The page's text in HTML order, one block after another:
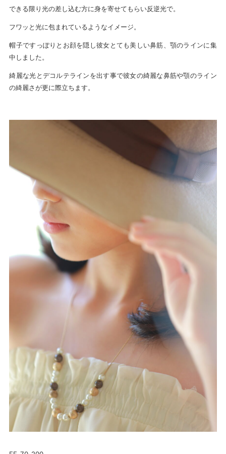
できる限り光の差し込む方に身を寄せてもらい反逆光で。
フワッと光に包まれているようなイメージ。
帽子ですっぽりとお顔を隠し彼女とても美しい鼻筋、顎のラインに集
中しました。
綺麗な光とデコルテラインを出す事で彼女の綺麗な鼻筋や顎のライン
の綺麗さが更に際立ちます。